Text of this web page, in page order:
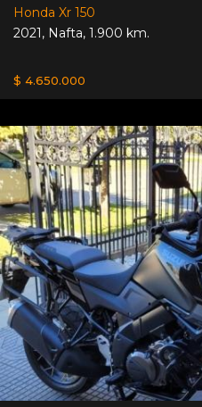
Honda Xr 150
2021, Nafta, 1.900 km.
$ 4.650.000